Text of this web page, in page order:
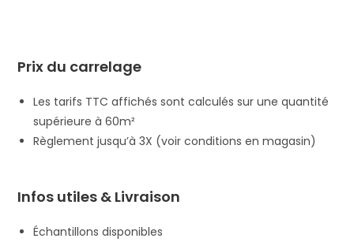
Prix du carrelage
Les tarifs TTC affichés sont calculés sur une quantité
supérieure à 60m²
Règlement jusqu’à 3X (voir conditions en magasin)
Infos utiles & Livraison
Échantillons disponibles